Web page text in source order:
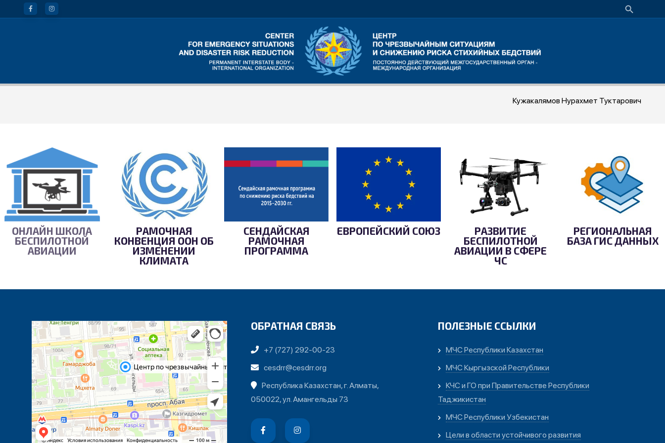
Кужакалямов Нурахмет Туктарович
ОНЛАЙН ШКОЛА
БЕСПИЛОТНОЙ
АВИАЦИИ
РАМОЧНАЯ
КОНВЕНЦИЯ ООН ОБ
ИЗМЕНЕНИИ
КЛИМАТА
СЕНДАЙСКАЯ
РАМОЧНАЯ
ПРОГРАММА
ЕВРОПЕЙСКИЙ СОЮЗ
РАЗВИТИЕ
БЕСПИЛОТНОЙ
АВИАЦИИ В СФЕРЕ
ЧС
РЕГИОНАЛЬНАЯ
БАЗА ГИС ДАННЫХ
ОБРАТНАЯ СВЯЗЬ
+7 (727) 292-00-23
cesdrr@cesdrr.org
Республика Казахстан, г. Алматы,
050022, ул. Амангельды 73
ПОЛЕЗНЫЕ ССЫЛКИ
МЧС Республики Казахстан
МЧС Кыргызской Республики
КЧС и ГО при Правительстве Республики
Таджикистан
МЧС Республики Узбекистан
Цели в области устойчивого развития